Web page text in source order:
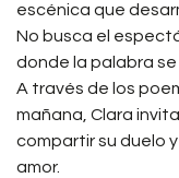
escénica que
No busca el
donde la palabra
A través de los
mañana, Clara
compartir su duelo
amor.